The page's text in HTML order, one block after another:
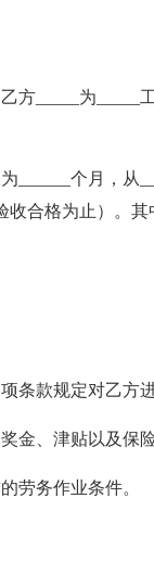
方_____为_____
个月，从
收合格为止）。
条款规定对乙方进
金、津贴以及保
劳务作业条件。